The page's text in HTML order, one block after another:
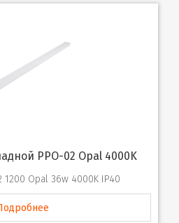
PPO-02 Opal 4000K
1200 Opal 36w 4000K IP40